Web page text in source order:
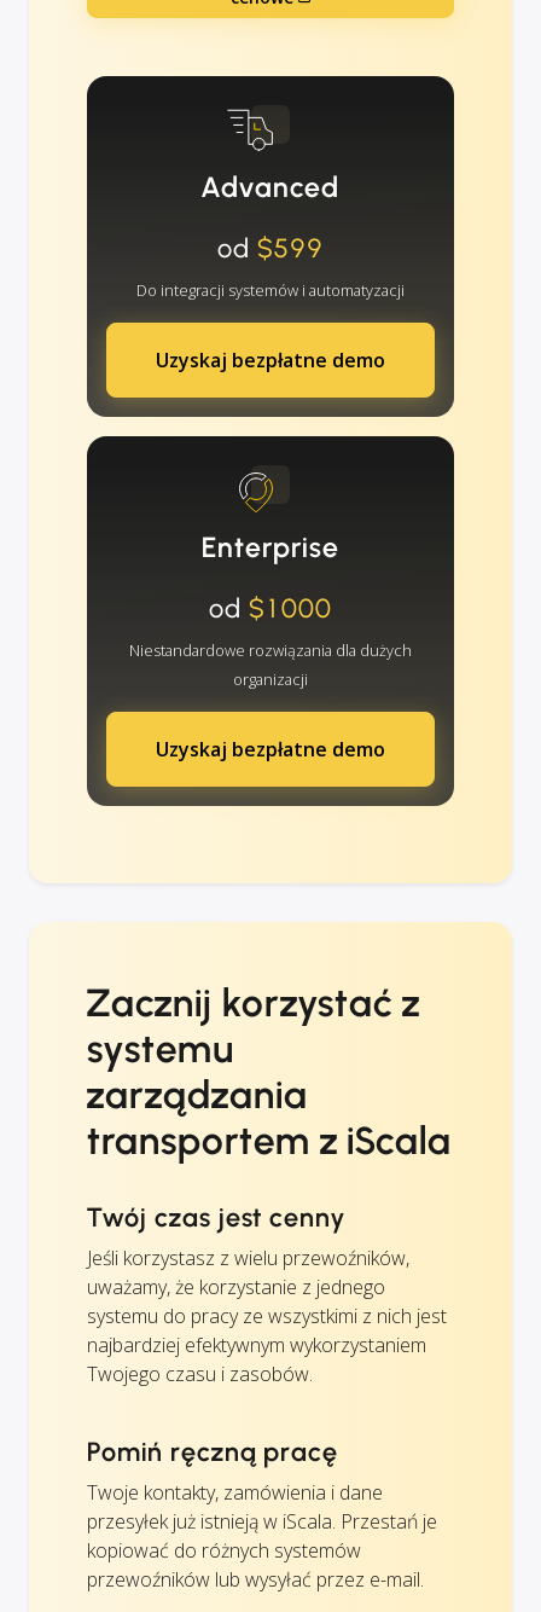
Advanced
od $599
Do integracji systemów i automatyzacji
Uzyskaj bezpłatne demo
Enterprise
od $1000
Niestandardowe rozwiązania dla dużych
organizacji
Uzyskaj bezpłatne demo
Zacznij korzystać z
systemu
zarządzania
transportem z iScala
Twój czas jest cenny
Jeśli korzystasz z wielu przewoźników,
uważamy, że korzystanie z jednego
systemu do pracy ze wszystkimi z nich jest
najbardziej efektywnym wykorzystaniem
Twojego czasu i zasobów.
Pomiń ręczną pracę
Twoje kontakty, zamówienia i dane
przesyłek już istnieją w iScala. Przestań je
kopiować do różnych systemów
przewoźników lub wysyłać przez e-mail.